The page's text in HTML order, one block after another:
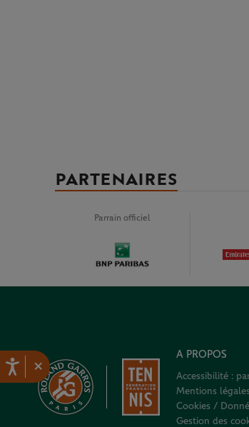
×
PARTENAIRES
Parrain officiel
A PROPOS
Accessibilité :
Mentions
Cookies /
Gestion des